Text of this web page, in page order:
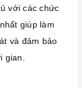
với các chức
giúp làm
và đảm bảo